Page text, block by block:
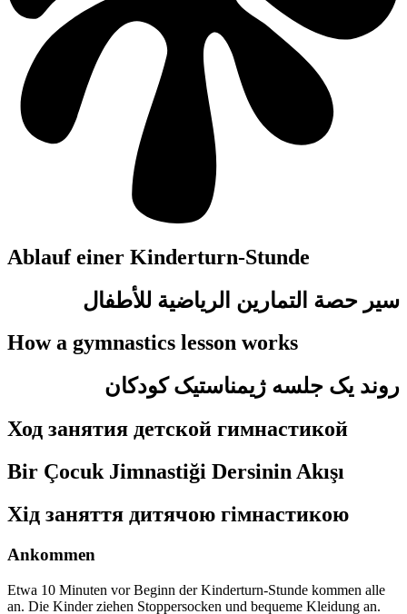
Ablauf einer Kinderturn-Stunde
سير حصة التمارين الرياضية للأطفال
How a gymnastics lesson works
روند یک جلسه ژیمناستیک کودکان
Ход занятия детской гимнастикой
Bir Çocuk Jimnastiği Dersinin Akışı
Хід заняття дитячою гімнастикою
Ankommen
Etwa 10 Minuten vor Beginn der Kinderturn-Stunde kommen alle
an. Die Kinder ziehen Stoppersocken und bequeme Kleidung an.